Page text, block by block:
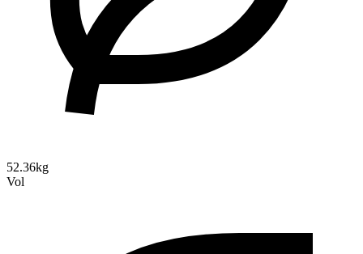
52.36kg
Vol